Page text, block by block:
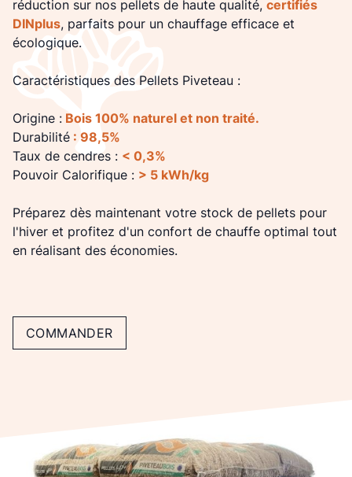
réduction sur nos pellets de haute qualité, certifiés
DINplus, parfaits pour un chauffage efficace et
écologique.
Caractéristiques des Pellets Piveteau :
Origine : Bois 100% naturel et non traité.
Durabilité : 98,5%
Taux de cendres : < 0,3%
Pouvoir Calorifique : > 5 kWh/kg
Préparez dès maintenant votre stock de pellets pour
l'hiver et profitez d'un confort de chauffe optimal tout
en réalisant des économies.
COMMANDER